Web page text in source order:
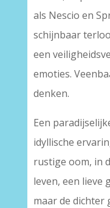
als Nescio en
schijnbaar
een
emoties.
denken.
Een
idyllische
rustige oom, in
leven, een lieve
maar de dichter